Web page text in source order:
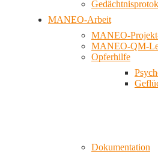
MANEO-Arbeit
MANEO-
MANEO-QM-
Opferhilfe
Dokumentation